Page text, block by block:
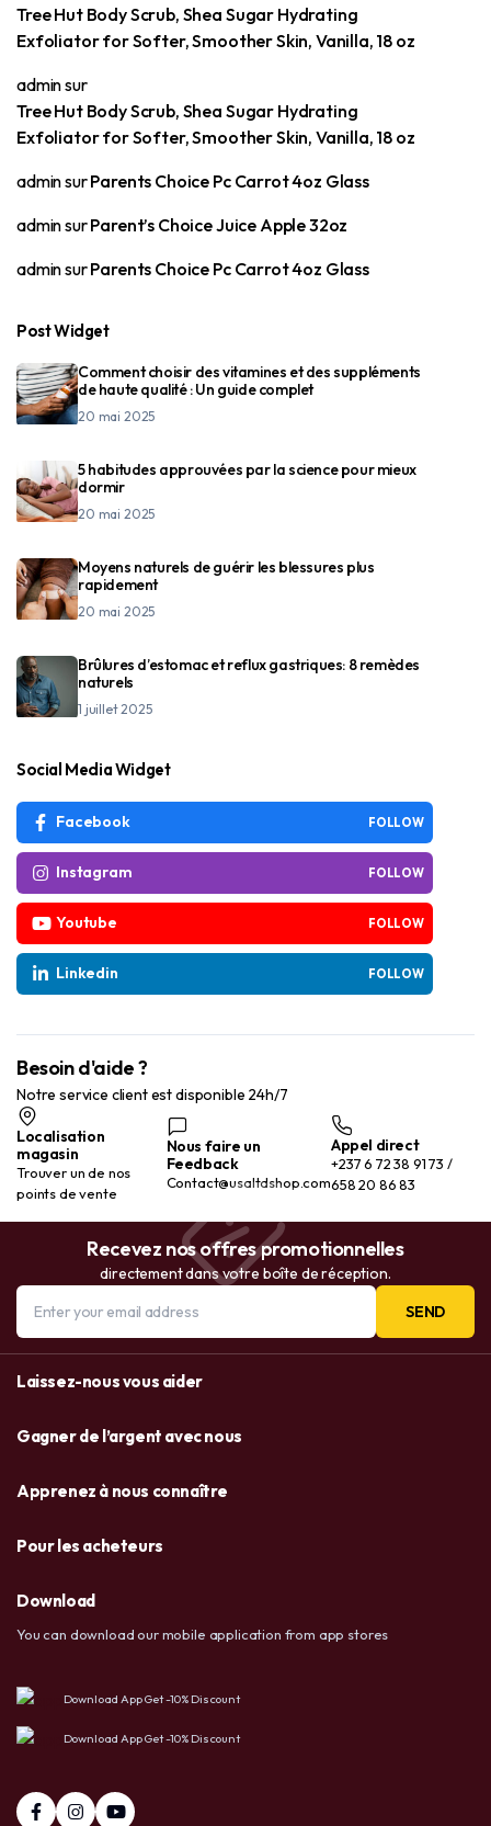
Tree Hut Body Scrub, Shea Sugar Hydrating
Exfoliator for Softer, Smoother Skin, Vanilla, 18 oz
adminsur
Tree Hut Body Scrub, Shea Sugar Hydrating
Exfoliator for Softer, Smoother Skin, Vanilla, 18 oz
adminsurParents Choice Pc Carrot 4oz Glass
adminsurParent’s Choice Juice Apple 32oz
adminsurParents Choice Pc Carrot 4oz Glass
Post Widget
Comment choisir des vitamines et des suppléments
de haute qualité : Un guide complet
20 mai 2025
5 habitudes approuvées par la science pour mieux
dormir
20 mai 2025
Moyens naturels de guérir les blessures plus
rapidement
20 mai 2025
Brûlures d’estomac et reflux gastriques: 8 remèdes
naturels
1 juillet 2025
Social Media Widget
Facebook FOLLOW
Instagram FOLLOW
Youtube FOLLOW
Linkedin FOLLOW
Besoin d'aide ?
Notre service client est disponible 24h/7
Localisation
magasin
Trouver un de nos
points de vente
Nous faire un
Feedback
Contact@usaltdshop.com
Appel direct
+237 6 72 38 91 73 /
658 20 86 83
Recevez nos offres promotionnelles
directement dans votre boîte de réception.
SEND
Laissez-nous vous aider
Gagner de l’argent avec nous
Apprenez à nous connaître
Pour les acheteurs
Download
You can download our mobile application from app stores
Download App Get -10% Discount
Download App Get -10% Discount